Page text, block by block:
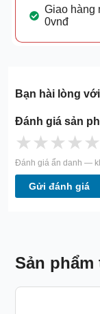
Giao hàng
0vnđ
Bạn hài lòng
Đánh giá sản
★★★★★
Đánh giá ẩn danh —
Gửi đánh giá
Sản